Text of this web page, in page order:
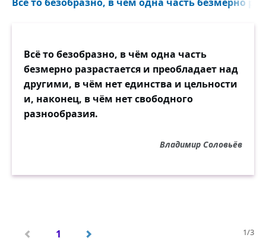
Всё то безобразно, в чём одна часть
безмерно разрастается и преобладает над
другими, в чём нет единства и цельности
и, наконец, в чём нет свободного
разнообразия.
Владимир Соловьёв
1/3
1